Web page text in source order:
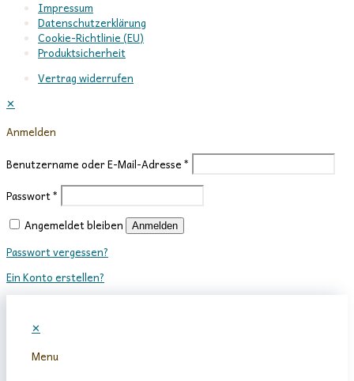
Impressum
Datenschutzerklärung
Cookie-Richtlinie (EU)
Produktsicherheit
Vertrag widerrufen
✕
Anmelden
Benutzername oder E-Mail-Adresse*
Passwort*
Angemeldet bleiben
Anmelden
Passwort vergessen?
Ein Konto erstellen?
✕
Menu